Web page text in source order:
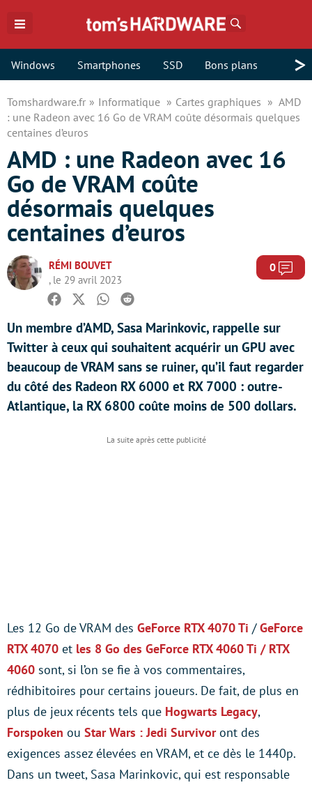
Windows Smartphones SSD Bons plans >
Tomshardware.fr Informatique Cartes graphiques
AMD
: une Radeon avec 16 Go de VRAM coûte désormais quelques
centaines d’euros
AMD : une Radeon avec 16
Go de VRAM coûte
désormais quelques
centaines d’euros
RÉMI BOUVET
, le 29 avril 2023
0
Facebook
TwitterWhatsapp
Reddit
Un membre d’AMD, Sasa Marinkovic, rappelle sur
Twitter à ceux qui souhaitent acquérir un GPU avec
beaucoup de VRAM sans se ruiner, qu’il faut regarder
du côté des Radeon RX 6000 et RX 7000 : outre-
Atlantique, la RX 6800 coûte moins de 500 dollars.
Les 12 Go de VRAM des GeForce RTX 4070 Ti /GeForce
RTX 4070 et les 8 Go des GeForce RTX 4060 Ti / RTX
4060 sont, si l’on se fie à vos commentaires,
rédhibitoires pour certains joueurs. De fait, de plus en
plus de jeux récents tels que Hogwarts Legacy,
Forspoken ou Star Wars : Jedi Survivoront des
exigences assez élevées en VRAM, et ce dès le 1440p.
Dans un tweet, Sasa Marinkovic, qui est responsable